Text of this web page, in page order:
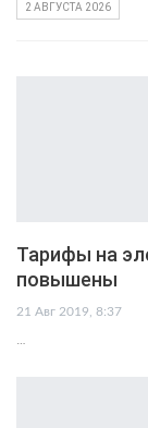
2 АВГУСТА 2026
Тарифы на
повышены
21 Авг 2019, 8:37
…